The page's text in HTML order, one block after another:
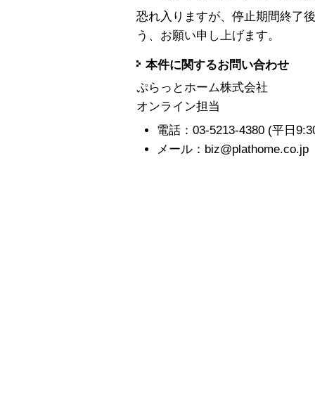
恐れ入りますが、停止期間終了
う、お願い申し上げます。
本件に関するお問い合わせ
ぷらっとホーム株式会社
オンライン担当
電話：03-5213-4380 (平日
メール：biz@plathome.co.jp